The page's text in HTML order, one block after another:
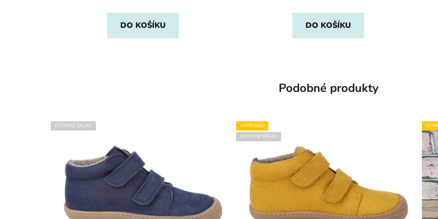
DO KOŠÍKU DO KOŠÍKU
Podobné produkty
EXTERNÍ SKLAD
VÝPRODEJ
EXTERNÍ SKLAD